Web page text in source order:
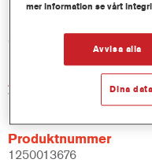
0.5LT
Artikelnummer
WX1720 DW 0.5 LT
Produktnummer
1250013676
mer information se vårt
Avvisa alla
Dina